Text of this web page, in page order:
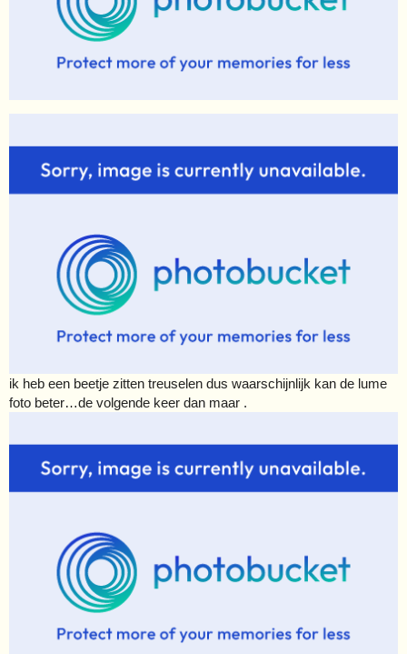
ik heb een beetje zitten treuselen dus waarschijnlijk kan de lume
foto beter…de volgende keer dan maar .